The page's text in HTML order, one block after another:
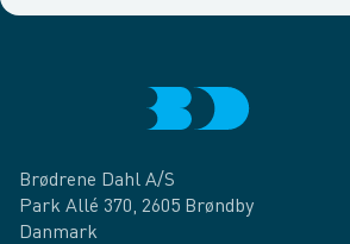
Brødrene Dahl A/S
Park Allé 370, 2605 Brøndby
Danmark